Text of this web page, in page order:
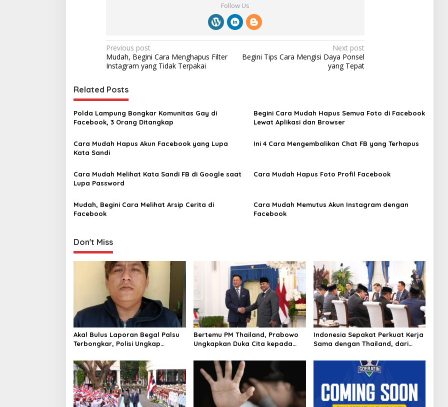
Follow Us
P
o
t
n
a
i
a
t
i
o
Previous post
Mudah, Begini Cara Menghapus Filter
Instagram yang Tidak Terpakai
Next post
Begini Tips Cara Mengisi Daya Ponsel
yang Tepat
Related Posts
Polda Lampung Bongkar Komunitas Gay di
Facebook, 3 Orang Ditangkap
Begini Cara Mudah Hapus Semua Foto di Facebook
Lewat Aplikasi dan Browser
Cara Mudah Hapus Akun Facebook yang Lupa
Kata Sandi ‎
Ini 4 Cara Mengembalikan Chat FB yang Terhapus‎
Cara Mudah Melihat Kata Sandi FB di Google saat
Lupa Password
Cara Mudah Hapus Foto Profil Facebook
Mudah, Begini Cara Melihat Arsip Cerita di
Facebook
Cara Mudah Memutus Akun Instagram dengan
Facebook
Don't Miss
Akal Bulus Laporan Begal Palsu
Terbongkar, Polisi Ungkap
untuk Crypto
Bertemu PM Thailand, Prabowo
Ungkapkan Duka Cita kepada
ke Raja Thailand
Indonesia Sepakat Perkuat Kerja
Sama dengan Thailand, dari